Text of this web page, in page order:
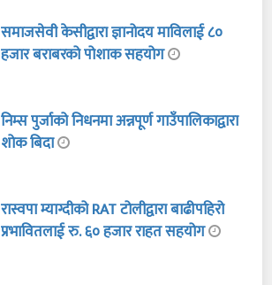
समाजसेवी केसीद्वारा ज्ञानोदय माविलाई ८०
हजार बराबरको पोशाक सहयोग
निम्स पुर्जाको निधनमा अन्नपूर्ण गाउँपालिकाद्वारा
शोक बिदा
रास्वपा म्याग्दीको RAT टोलीद्वारा बाढीपहिरो
प्रभावितलाई रु. ६० हजार राहत सहयोग